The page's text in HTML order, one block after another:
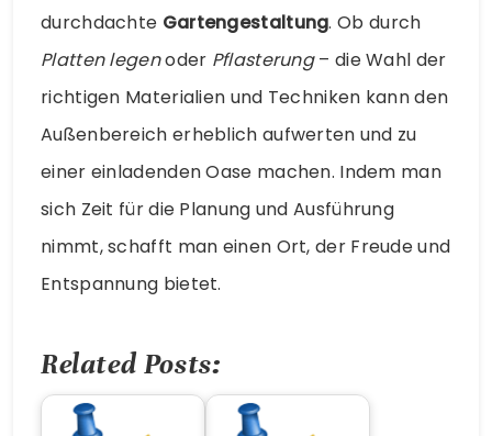
durchdachte Gartengestaltung. Ob durch
Platten legenoder Pflasterung– die Wahl der
richtigen Materialien und Techniken kann den
Außenbereich erheblich aufwerten und zu
einer einladenden Oase machen. Indem man
sich Zeit für die Planung und Ausführung
nimmt, schafft man einen Ort, der Freude und
Entspannung bietet.
Related Posts: